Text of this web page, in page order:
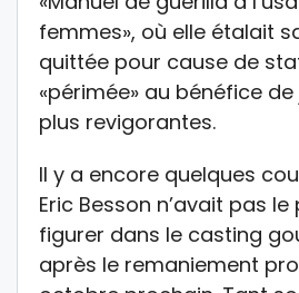
femmes», où elle étalait
quittée pour cause de
«périmée» au bénéfice
plus revigorantes.
Il y a encore quelques
Eric Besson n’avait pas
figurer dans le casting
après le remaniement